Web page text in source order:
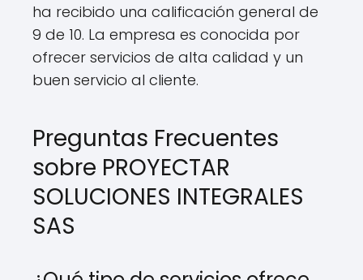
ha recibido una calificación general de
9 de 10. La empresa es conocida por
ofrecer servicios de alta calidad y un
buen servicio al cliente.
Preguntas Frecuentes
sobre PROYECTAR
SOLUCIONES INTEGRALES
SAS